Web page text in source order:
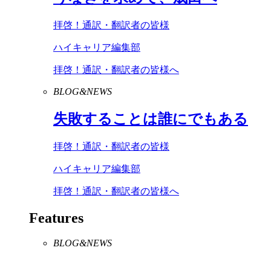
拝啓！通訳・翻訳者の皆様
ハイキャリア編集部
拝啓！通訳・翻訳者の皆様へ
BLOG&NEWS
失敗することは誰にでもある
拝啓！通訳・翻訳者の皆様
ハイキャリア編集部
拝啓！通訳・翻訳者の皆様へ
Features
BLOG&NEWS